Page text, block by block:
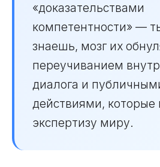
«доказательствами
компетентности» —
знаешь, мозг их
переучиванием
диалога и
действиями,
экспертизу миру.